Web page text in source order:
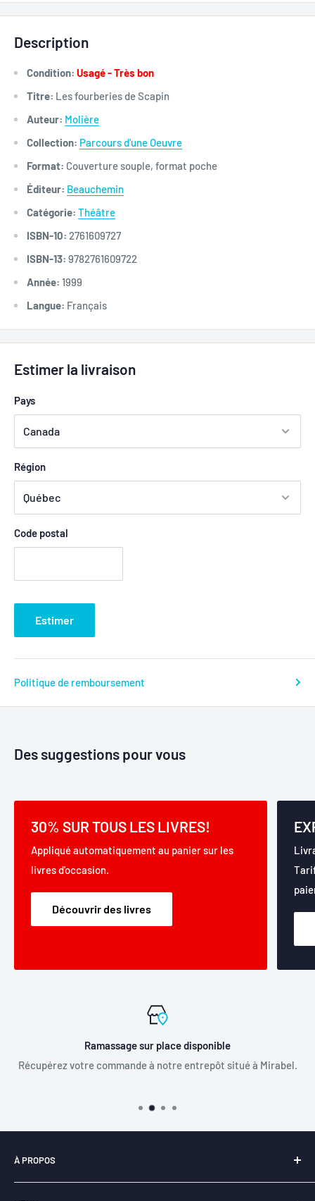
Description
Condition: Usagé - Très bon
Titre: Les fourberies de Scapin
Auteur: Molière
Collection: Parcours d'une Oeuvre
Format: Couverture souple, format poche
Éditeur: Beauchemin
Catégorie: Théâtre
ISBN-10: 2761609727
ISBN-13: 9782761609722
Année: 1999
Langue: Français
Estimer la livraison
Pays
Région
Code postal
Estimer
Politique de remboursement
Des suggestions pour vous
30% SUR TOUS LES LIVRES!
Appliqué automatiquement au panier sur les
livres d'occasion.
Découvrir des livres
Ramassage sur place disponible
Récupérez votre commande à notre entrepôt situé à Mirabel.
À PROPOS